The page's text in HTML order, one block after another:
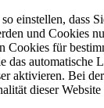
einstellen, dass
und Cookies
Cookies für
das automatische
aktivieren. Bei
dieser Website